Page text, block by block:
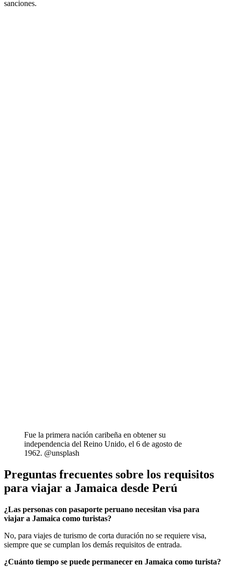
sanciones.
Fue la primera nación caribeña en obtener su
independencia del Reino Unido, el 6 de agosto de
1962. @unsplash
Preguntas frecuentes sobre los requisitos
para viajar a Jamaica desde Perú
¿Las personas con pasaporte peruano necesitan visa para
viajar a Jamaica como turistas?
No, para viajes de turismo de corta duración no se requiere visa,
siempre que se cumplan los demás requisitos de entrada.
¿Cuánto tiempo se puede permanecer en Jamaica como turista?